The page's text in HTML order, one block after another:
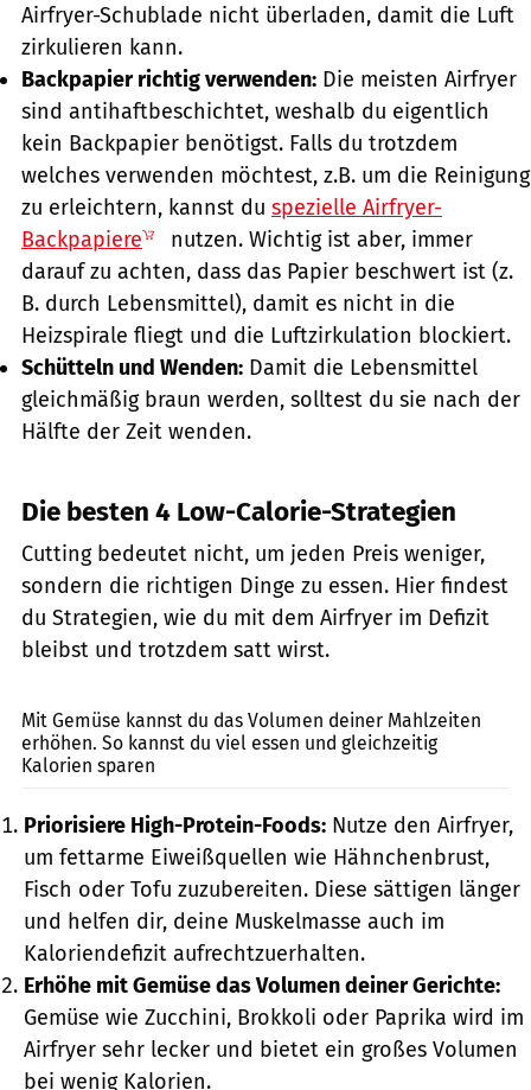
Airfryer-Schublade nicht überladen, damit die Luft
zirkulieren kann.
Backpapier richtig verwenden: Die meisten Airfryer
sind antihaftbeschichtet, weshalb du eigentlich
kein Backpapier benötigst. Falls du trotzdem
welches verwenden möchtest, z.B. um die Reinigung
zu erleichtern, kannst du spezielle Airfryer-
Backpapiere
nutzen. Wichtig ist aber, immer
darauf zu achten, dass das Papier beschwert ist (z.
B. durch Lebensmittel), damit es nicht in die
Heizspirale fliegt und die Luftzirkulation blockiert.
Schütteln und Wenden: Damit die Lebensmittel
gleichmäßig braun werden, solltest du sie nach der
Hälfte der Zeit wenden.
Die besten 4 Low-Calorie-Strategien
Cutting bedeutet nicht, um jeden Preis weniger,
sondern die richtigen Dinge zu essen. Hier findest
du Strategien, wie du mit dem Airfryer im Defizit
bleibst und trotzdem satt wirst.
Mit Gemüse kannst du das Volumen deiner Mahlzeiten
erhöhen. So kannst du viel essen und gleichzeitig
Kalorien sparen
Priorisiere High-Protein-Foods: Nutze den Airfryer,
um fettarme Eiweißquellen wie Hähnchenbrust,
Fisch oder Tofu zuzubereiten. Diese sättigen länger
und helfen dir, deine Muskelmasse auch im
Kaloriendefizit aufrechtzuerhalten.
Erhöhe mit Gemüse das Volumen deiner Gerichte:
Gemüse wie Zucchini, Brokkoli oder Paprika wird im
Airfryer sehr lecker und bietet ein großes Volumen
bei wenig Kalorien.